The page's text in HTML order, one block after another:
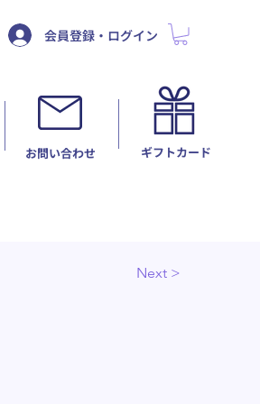
ギフトカード
​お問い合わせ
会員登録・ログイン
Next >